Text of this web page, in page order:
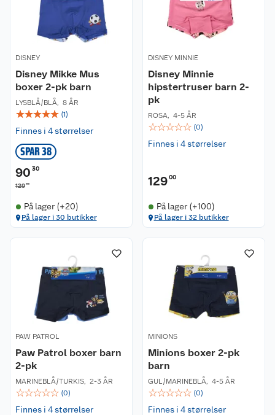
DISNEY
Disney Mikke Mus
boxer 2-pk barn
LYSBLÅ/BLÅ, 8 ÅR
☆☆☆☆☆ (1)
Finnes i 4 størrelser
SPAR 38
90 30
12900
På lager (+20)
På lager i 30 butikker
DISNEY MINNIE
Disney Minnie
hipstertruser barn 2-
pk
ROSA, 4-5 ÅR
☆☆☆☆☆ (0)
Finnes i 4 størrelser
12900
På lager (+100)
På lager i 32 butikker
PAW PATROL
Paw Patrol boxer barn
2-pk
MARINEBLÅ/TURKIS, 2-3 ÅR
☆☆☆☆☆ (0)
Finnes i 4 størrelser
MINIONS
Minions boxer 2-pk
barn
GUL/MARINEBLÅ, 4-5 ÅR
☆☆☆☆☆ (0)
Finnes i 4 størrelser